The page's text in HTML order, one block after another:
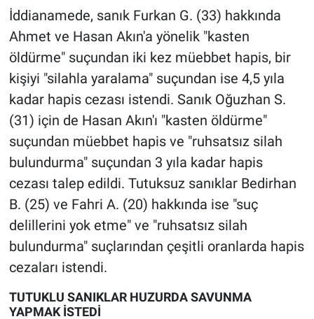
İddianamede, sanık Furkan G. (33) hakkında
Ahmet ve Hasan Akın'a yönelik "kasten
öldürme" suçundan iki kez müebbet hapis, bir
kişiyi "silahla yaralama" suçundan ise 4,5 yıla
kadar hapis cezası istendi. Sanık Oğuzhan S.
(31) için de Hasan Akın'ı "kasten öldürme"
suçundan müebbet hapis ve "ruhsatsız silah
bulundurma" suçundan 3 yıla kadar hapis
cezası talep edildi. Tutuksuz sanıklar Bedirhan
B. (25) ve Fahri A. (20) hakkında ise "suç
delillerini yok etme" ve "ruhsatsız silah
bulundurma" suçlarından çeşitli oranlarda hapis
cezaları istendi.
TUTUKLU SANIKLAR HUZURDA SAVUNMA
YAPMAK İSTEDİ